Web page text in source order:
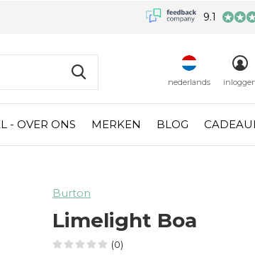
- OVER ONS MERKEN BLOG
nederlands
9.1
Burton
Limelight Boa
(0)